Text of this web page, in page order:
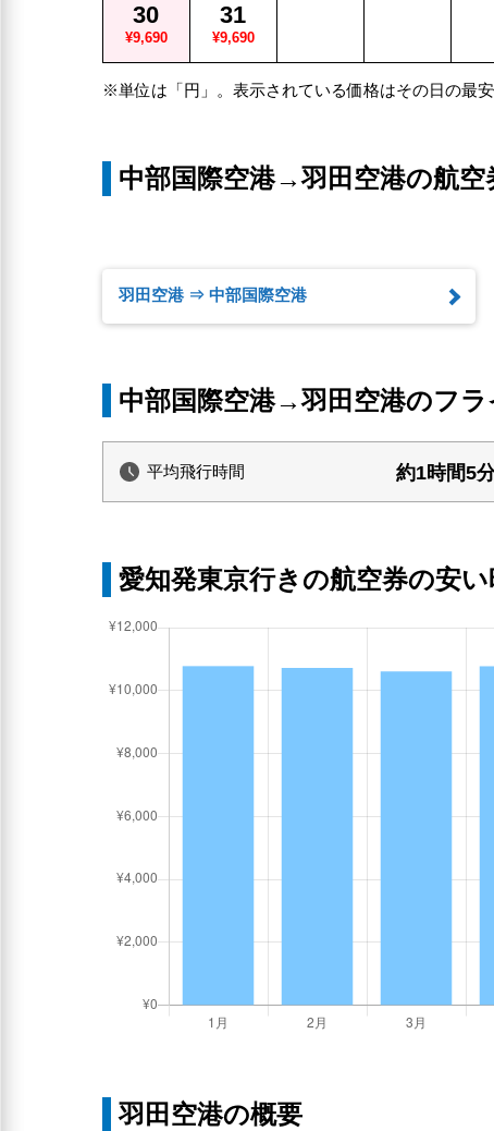
30
¥9,690
31
¥9,690
※単位は「円」。表示されている価格はその日の最
中部国際空港→羽田空港の航空
羽田空港 ⇒ 中部国際空港
中部国際空港→羽田空港のフラ
平均飛行時間 約1時間5
愛知発東京行きの航空券の安い
羽田空港の概要